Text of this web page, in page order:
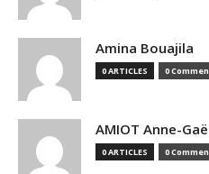
Amina Bouajila
0 ARTICLES 0
AMIOT Anne-
0 ARTICLES 0